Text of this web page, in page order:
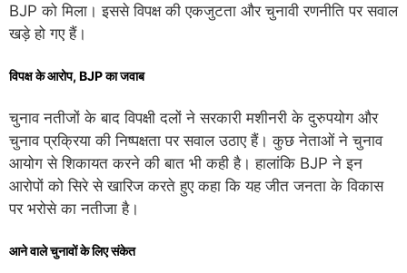
BJP को मिला। इससे विपक्ष की एकजुटता और चुनावी रणनीति पर सवाल
खड़े हो गए हैं।
विपक्ष के आरोप, BJP का जवाब
चुनाव नतीजों के बाद विपक्षी दलों ने सरकारी मशीनरी के दुरुपयोग और
चुनाव प्रक्रिया की निष्पक्षता पर सवाल उठाए हैं। कुछ नेताओं ने चुनाव
आयोग से शिकायत करने की बात भी कही है। हालांकि BJP ने इन
आरोपों को सिरे से खारिज करते हुए कहा कि यह जीत जनता के विकास
पर भरोसे का नतीजा है।
आने वाले चुनावों के लिए संकेत